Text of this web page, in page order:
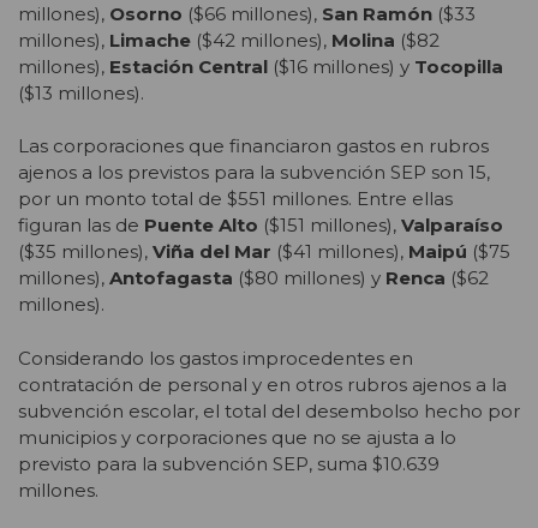
millones), Osorno ($66 millones), San Ramón ($33
millones), Limache ($42 millones), Molina ($82
millones), Estación Central ($16 millones) y Tocopilla
($13 millones).
Las corporaciones que financiaron gastos en rubros
ajenos a los previstos para la subvención SEP son 15,
por un monto total de $551 millones. Entre ellas
figuran las de Puente Alto ($151 millones), Valparaíso
($35 millones), Viña del Mar ($41 millones), Maipú ($75
millones), Antofagasta ($80 millones) y Renca ($62
millones).
Considerando los gastos improcedentes en
contratación de personal y en otros rubros ajenos a la
subvención escolar, el total del desembolso hecho por
municipios y corporaciones que no se ajusta a lo
previsto para la subvención SEP, suma $10.639
millones.